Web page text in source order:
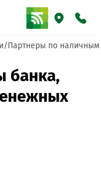
Партнеры по наличным
банка,